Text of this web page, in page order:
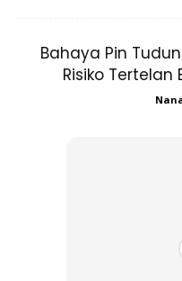
Meninjau ke ruangan
Bahaya Pin
Risiko